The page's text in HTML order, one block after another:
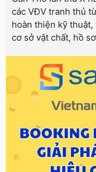
các VĐV tranh thủ
hoàn thiện kỹ
cơ sở vật chất, hồ